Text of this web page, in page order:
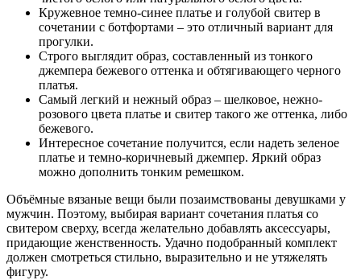
Кружевное темно-синее платье и голубой свитер в
сочетании с ботфортами – это отличный вариант для
прогулки.
Строго выглядит образ, составленный из тонкого
джемпера бежевого оттенка и обтягивающего черного
платья.
Самый легкий и нежный образ – шелковое, нежно-
розового цвета платье и свитер такого же оттенка, либо
бежевого.
Интересное сочетание получится, если надеть зеленое
платье и темно-коричневый джемпер. Яркий образ
можно дополнить тонким ремешком.
Объёмные вязаные вещи были позаимствованы девушками у
мужчин. Поэтому, выбирая вариант сочетания платья со
свитером сверху, всегда желательно добавлять аксессуары,
придающие женственность. Удачно подобранный комплект
должен смотреться стильно, выразительно и не утяжелять
фигуру.